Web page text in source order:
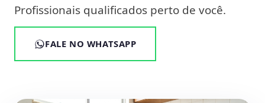
Profissionais qualificados perto de você.
FALE NO WHATSAPP